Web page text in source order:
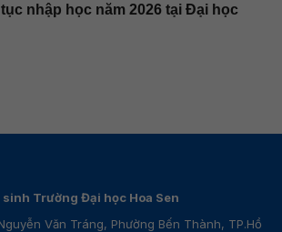
nhập học năm 2026 tại Đại học
Trường Đại học Hoa Sen
Văn Tráng, Phường Bến Thành, TP.Hồ